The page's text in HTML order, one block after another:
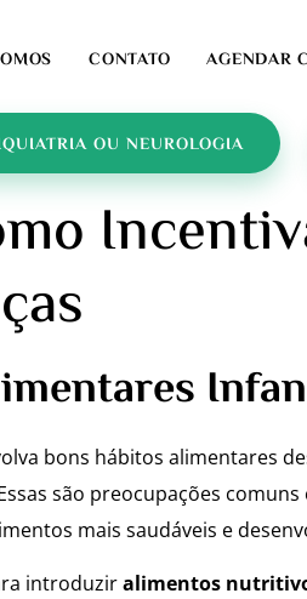
CONTATO AGENDAR
OU NEUROLOGIA
bons hábitos alimentares
são preocupações
mais saudáveis e
introduziralimentos